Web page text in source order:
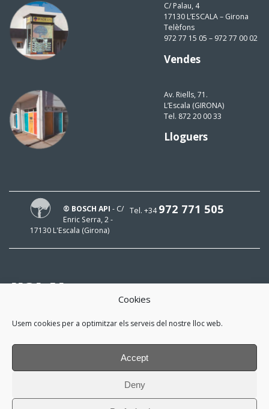
Cookies
Usem cookies per a optimitzar els serveis del nostre lloc web.
Accept
Deny
C/ Palau, 4
17130 L’ESCALA – Girona
Telèfons
972 77 15 05 – 972 77 00 02
Vendes
Av. Riells, 71.
L’Escala (GIRONA)
Tel. 872 20 00 33
Lloguers
Tel. +34972 771 505
® BOSCH API - C/
Enric Serra, 2 -
17130 L'Escala (Girona)
HOLA!
i m'interessa estar al dia!
*He llegit i accepto lapolítica de